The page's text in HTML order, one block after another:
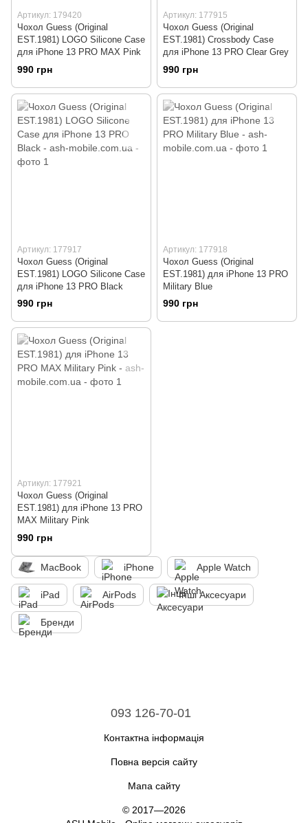
Артикул: 179420
Чохол Guess (Original
EST.1981) LOGO Silicone Case
для iPhone 13 PRO MAX Pink
990 грн
Артикул: 177915
Чохол Guess (Original
EST.1981) Crossbody Case
для iPhone 13 PRO Clear Grey
990 грн
Артикул: 177917
Чохол Guess (Original
EST.1981) LOGO Silicone Case
для iPhone 13 PRO Black
990 грн
Артикул: 177918
Чохол Guess (Original
EST.1981) для iPhone 13 PRO
Military Blue
990 грн
Артикул: 177921
Чохол Guess (Original
EST.1981) для iPhone 13 PRO
MAX Military Pink
990 грн
MacBook iPhone Apple Watch
iPad AirPods Інші Аксесуари
Бренди
093 126-70-01
Контактна інформація
Повна версія сайту
Мапа сайту
© 2017—2026